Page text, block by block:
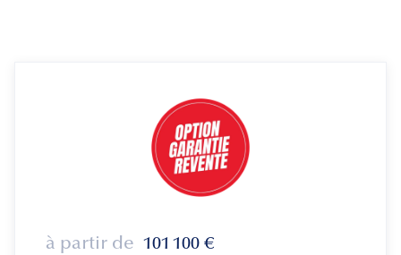
à partir de 101 100 €